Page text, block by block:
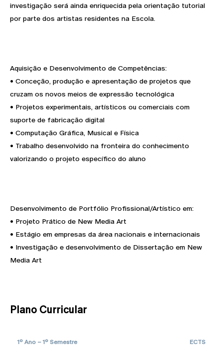
investigação será ainda enriquecida pela orientação tutorial
por parte dos artistas residentes na Escola.
Aquisição e Desenvolvimento de Competências:
• Conceção, produção e apresentação de projetos que
cruzam os novos meios de expressão tecnológica
• Projetos experimentais, artísticos ou comerciais com
suporte de fabricação digital
• Computação Gráfica, Musical e Física
• Trabalho desenvolvido na fronteira do conhecimento
valorizando o projeto específico do aluno
Desenvolvimento de Portfólio Profissional/Artístico em:
• Projeto Prático de New Media Art
• Estágio em empresas da área nacionais e internacionais
• Investigação e desenvolvimento de Dissertação em New
Media Art
Plano Curricular
1º Ano – 1º Semestre ECTS